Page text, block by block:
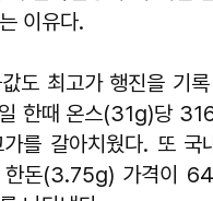
이유다.
도 최고가 행진을 기
한때 온스(31g)당
를 갈아치웠다. 또 국
한돈(3.75g) 가격이